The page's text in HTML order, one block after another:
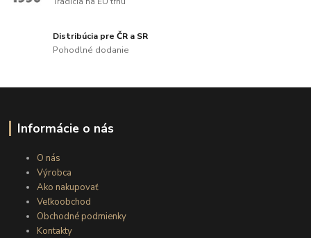
Distribúcia pre ČR a SR
Pohodlné dodanie
Informácie o nás
O nás
Výrobca
Ako nakupovať
Veľkoobchod
Obchodné podmienky
Kontakty